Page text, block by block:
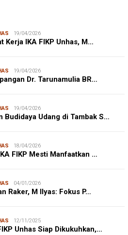
19/04/2026
Kerja IKA FIKP Unhas, M…
19/04/2026
Dr. Tarunamulia BR…
19/04/2026
Budidaya Udang di Tambak S…
18/04/2026
FIKP Mesti Manfaatkan …
04/01/2026
Raker, M Ilyas: Fokus P…
12/11/2025
Unhas Siap Dikukuhkan,…